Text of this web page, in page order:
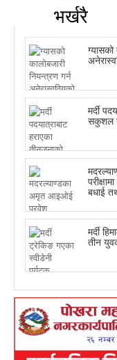
भर्खरै
ग्यासको
मर्दी
सकुशल
बधाई
मर्दी
तीन